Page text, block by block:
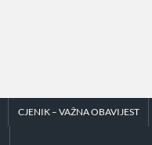
CJENIK – VAŽNA OBAVIJEST